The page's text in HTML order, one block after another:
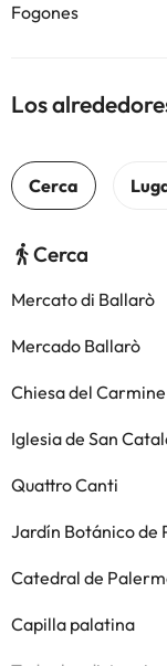
Fogones
Los
Cerca
Mercato di Ballarò
Mercado Ballarò
Chiesa del
Iglesia de San
Quattro Canti
Jardín Botánico de
Catedral de
Capilla palatina